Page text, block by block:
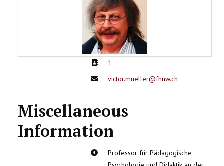
Address:
1
Email:victor.mueller@fhnw.ch
Miscellaneous
Information
Miscellaneous Information
Professor für Pädagogische